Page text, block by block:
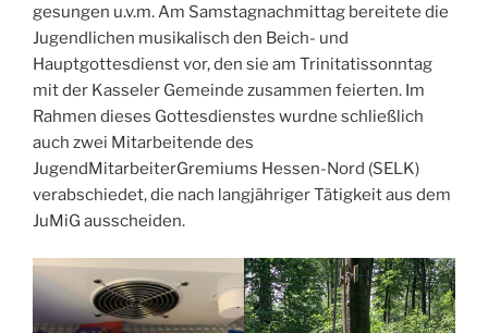
gesungen u.v.m. Am Samstagnachmittag bereitete die
Jugendlichen musikalisch den Beich- und
Hauptgottesdienst vor, den sie am Trinitatissonntag
mit der Kasseler Gemeinde zusammen feierten. Im
Rahmen dieses Gottesdienstes wurdne schließlich
auch zwei Mitarbeitende des
JugendMitarbeiterGremiums Hessen-Nord (SELK)
verabschiedet, die nach langjähriger Tätigkeit aus dem
JuMiG ausscheiden.